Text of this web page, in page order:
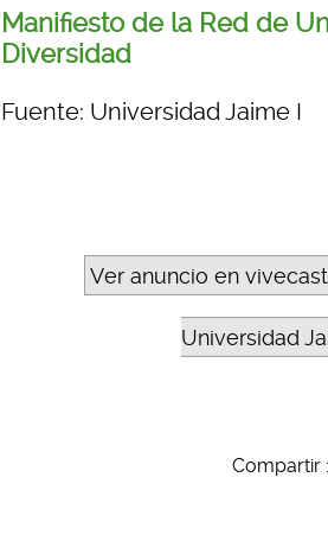
Manifiesto de la Red de
Diversidad
Fuente: Universidad Jaime I
Ver anuncio en
Universidad
Compartir :